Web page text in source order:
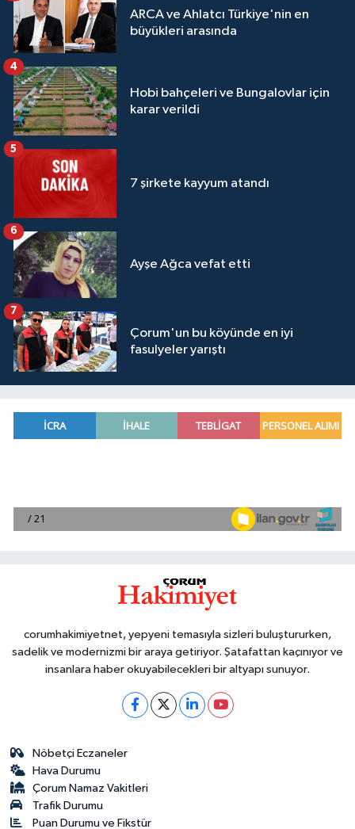
ARCA ve Ahlatcı Türkiye'nin en
büyükleri arasında
Hobi bahçeleri ve Bungalovlar için
karar verildi
4
7 şirkete kayyum atandı
5
Ayşe Ağca vefat etti
6
Çorum'un bu köyünde en iyi
fasulyeler yarıştı
7
corumhakimiyetnet, yepyeni temasıyla sizleri buluştururken,
sadelik ve modernizmi bir araya getiriyor. Şatafattan kaçınıyor ve
insanlara haber okuyabilecekleri bir altyapı sunuyor.
Nöbetçi Eczaneler
Hava Durumu
Çorum Namaz Vakitleri
Trafik Durumu
Puan Durumu ve Fikstür